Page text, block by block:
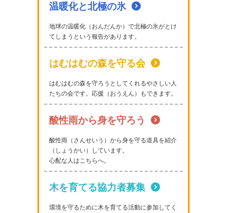
温暖化と北極の氷
地球の温暖化（おんだんか）で北極の氷がとけ
てしまうという報告があります。
はむはむの森を守る会
はむはむの森を守ろうとしてくれるやさしい人
たちの会です。応援（おうえん）もできます。
酸性雨から身を守ろう
酸性雨（さんせいう）から身を守る道具を紹介
（しょうかい）しています。
心配な人はこちらへ。
木を育てる協力者募集
環境を守るために木を育てる活動に参加してく